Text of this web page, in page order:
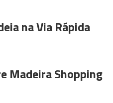
na Via Rápida
Madeira Shopping